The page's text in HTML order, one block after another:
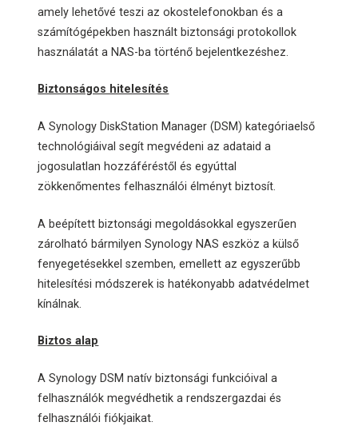
amely lehetővé teszi az okostelefonokban és a
számítógépekben használt biztonsági protokollok
használatát a NAS-ba történő bejelentkezéshez.
Biztonságos hitelesítés
A Synology DiskStation Manager (DSM) kategóriaelső
technológiáival segít megvédeni az adataid a
jogosulatlan hozzáféréstől és egyúttal
zökkenőmentes felhasználói élményt biztosít.
A beépített biztonsági megoldásokkal egyszerűen
zárolható bármilyen Synology NAS eszköz a külső
fenyegetésekkel szemben, emellett az egyszerűbb
hitelesítési módszerek is hatékonyabb adatvédelmet
kínálnak.
Biztos alap
A Synology DSM natív biztonsági funkcióival a
felhasználók megvédhetik a rendszergazdai és
felhasználói fiókjaikat.